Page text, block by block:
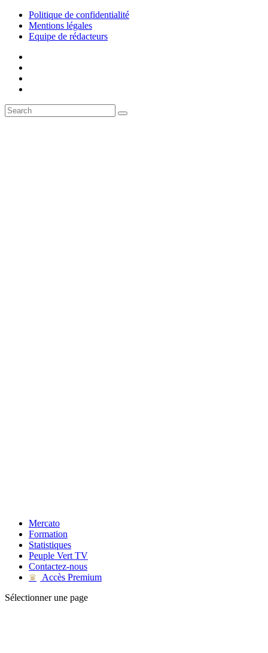
Politique de confidentialité
Mentions légales
Equipe de rédacteurs
Mercato
Formation
Statistiques
Peuple Vert TV
Contactez-nous
♛
Accès Premium
Sélectionner une page